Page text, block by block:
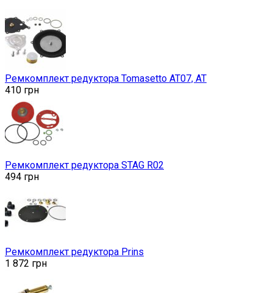
Ремкомплект редуктора Tomasetto AT07, AT
410 грн
Ремкомплект редуктора STAG R02
494 грн
Ремкомплект редуктора Prins
1 872 грн